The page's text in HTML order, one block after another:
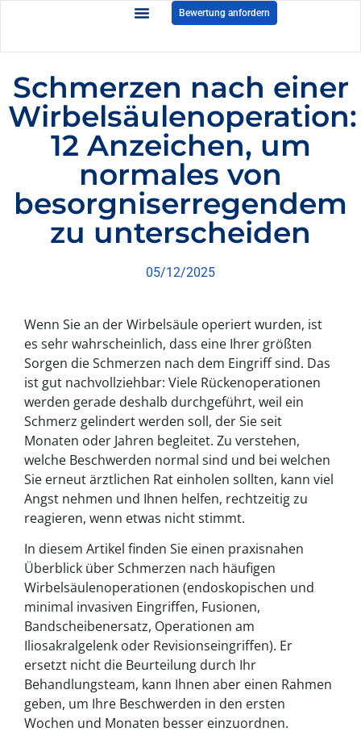
Bewertung anfordern
Schmerzen nach einer
Wirbelsäulenoperation:
12 Anzeichen, um
normales von
besorgniserregendem
zu unterscheiden
05/12/2025
Wenn Sie an der Wirbelsäule operiert wurden, ist
es sehr wahrscheinlich, dass eine Ihrer größten
Sorgen die Schmerzen nach dem Eingriff sind. Das
ist gut nachvollziehbar: Viele Rückenoperationen
werden gerade deshalb durchgeführt, weil ein
Schmerz gelindert werden soll, der Sie seit
Monaten oder Jahren begleitet. Zu verstehen,
welche Beschwerden normal sind und bei welchen
Sie erneut ärztlichen Rat einholen sollten, kann viel
Angst nehmen und Ihnen helfen, rechtzeitig zu
reagieren, wenn etwas nicht stimmt.
In diesem Artikel finden Sie einen praxisnahen
Überblick über Schmerzen nach häufigen
Wirbelsäulenoperationen (endoskopischen und
minimal invasiven Eingriffen, Fusionen,
Bandscheibenersatz, Operationen am
Iliosakralgelenk oder Revisionseingriffen). Er
ersetzt nicht die Beurteilung durch Ihr
Behandlungsteam, kann Ihnen aber einen Rahmen
geben, um Ihre Beschwerden in den ersten
Wochen und Monaten besser einzuordnen.